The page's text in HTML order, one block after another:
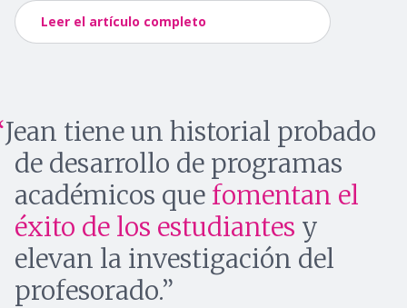
Leer el artículo completo
Jean tiene un historial probado
de desarrollo de programas
académicos que fomentan el
éxito de los estudiantes y
elevan la investigación del
profesorado.